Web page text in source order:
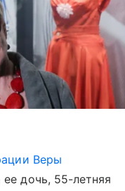
Веры
дочь, 55-летняя